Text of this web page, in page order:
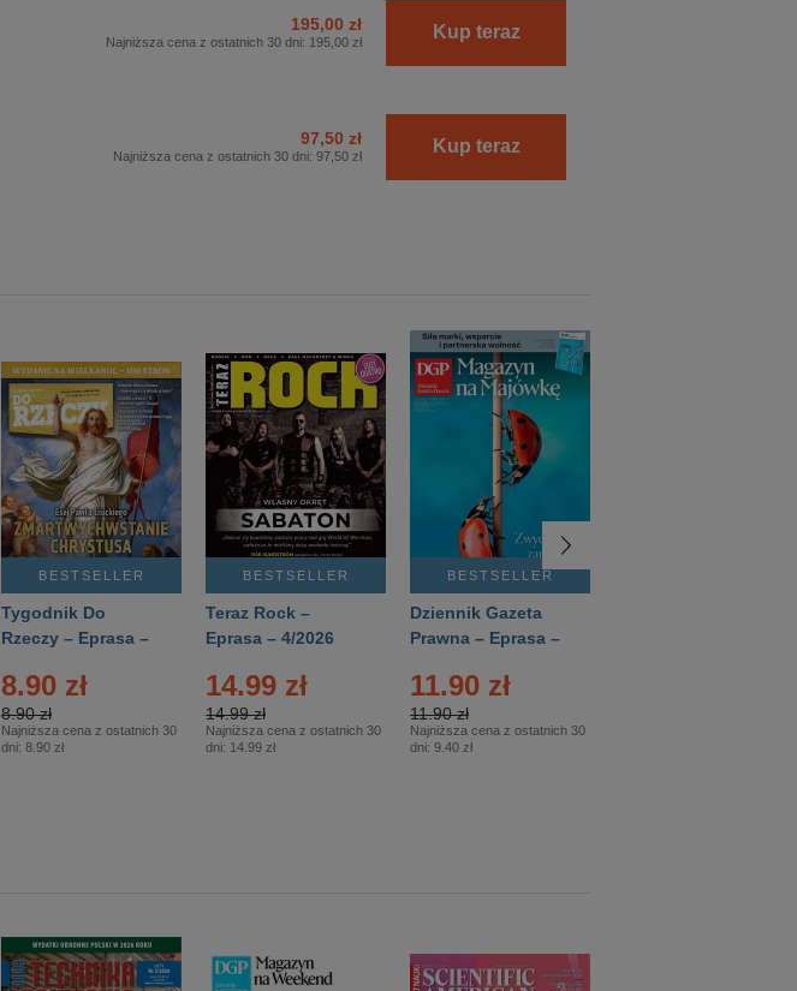
195,00 zł
Najniższa cena z ostatnich 30 dni: 195,00 zł Kup teraz
97,50 zł
Najniższa cena z ostatnich 30 dni: 97,50 zł Kup teraz
BESTSELLER
Tygodnik Do
Rzeczy – Eprasa –
8.90 zł
8.90 zł
Najniższa cena z ostatnich 30
dni: 8.90 zł
BESTSELLER
Teraz Rock –
Eprasa – 4/2026
14.99 zł
14.99 zł
Najniższa cena z ostatnich 30
dni: 14.99 zł
BESTSELLER
Dziennik Gazeta
Prawna – Eprasa –
11.90 zł
11.90 zł
Najniższa cena z ostatnich 30
dni: 9.40 zł